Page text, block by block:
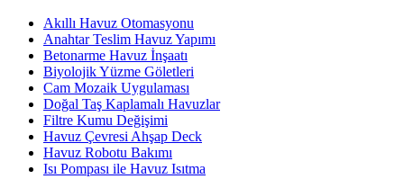
Akıllı Havuz Otomasyonu
Anahtar Teslim Havuz Yapımı
Betonarme Havuz İnşaatı
Biyolojik Yüzme Göletleri
Cam Mozaik Uygulaması
Doğal Taş Kaplamalı Havuzlar
Filtre Kumu Değişimi
Havuz Çevresi Ahşap Deck
Havuz Robotu Bakımı
Isı Pompası ile Havuz Isıtma